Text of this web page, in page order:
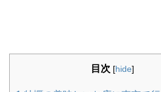
目次 [hide]